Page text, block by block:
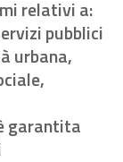
relativi a:
pubblici
urbana,
garantita